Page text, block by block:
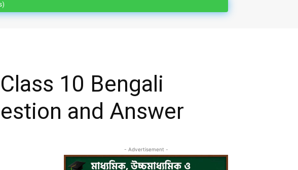
Class 10 Bengali
and Answer
- Advertisement -